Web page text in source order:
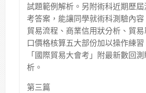
試題範例解析。另附術科近期歷
考答案，能讓同學就術科測驗內容
貿易流程、商業信用狀分析、貿
口價格核算五大部份加以操作練習
「國際貿易大會考」附最新數回
析。
第三篇